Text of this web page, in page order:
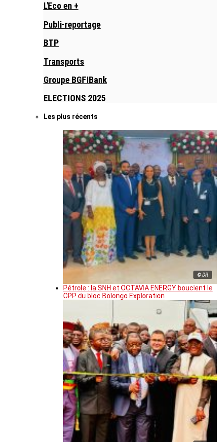
L'Eco en +
Publi-reportage
BTP
Transports
Groupe BGFIBank
ELECTIONS 2025
Les plus récents
© DR
Pétrole : la SNH et OCTAVIA ENERGY bouclent le
CPP du bloc Bolongo Exploration